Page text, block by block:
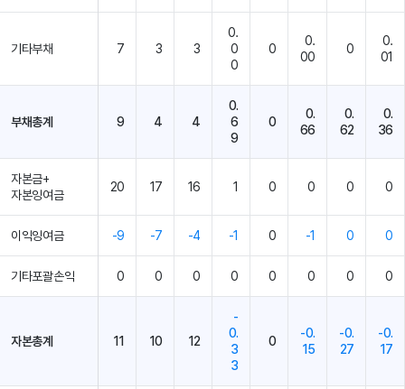
기타부채 7 3 3
0.
0
0
0
0.
00
0
0.
01
부채총계 9 4 4
0.
6
9
0
0.
66
0.
62
0.
36
자본금+
자본잉여금
20 17 16 1 0 0 0 0
이익잉여금 -9 -7 -4 -1 0 -1 0 0
기타포괄손익 0 0 0 0 0 0 0 0
자본총계 11 10 12
-
0.
3
3
0
-0.
15
-0.
27
-0.
17